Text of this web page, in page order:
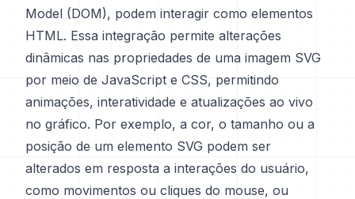
Model (DOM), podem interagir como elementos
HTML. Essa integração permite alterações
dinâmicas nas propriedades de uma imagem SVG
por meio de JavaScript e CSS, permitindo
animações, interatividade e atualizações ao vivo
no gráfico. Por exemplo, a cor, o tamanho ou a
posição de um elemento SVG podem ser
alterados em resposta a interações do usuário,
como movimentos ou cliques do mouse, ou